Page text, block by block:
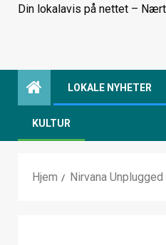
Din lokalavis på nettet –
LOKALE NYHETER
KULTUR
Hjem Nirvana Unplugged